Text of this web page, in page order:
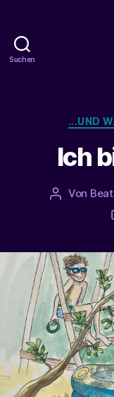
Suchen
...UND
Ich
Von